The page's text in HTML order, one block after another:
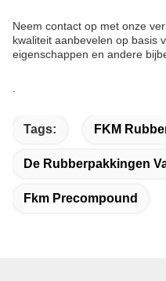
Neem contact op met onze
kwaliteit aanbevelen op basis
eigenschappen en andere
Tags: FKM
De Rubberpakkingen
Fkm Precompound